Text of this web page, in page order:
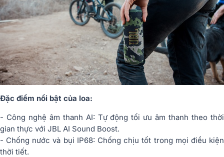
Đặc điểm nổi bật của loa:
- Công nghệ âm thanh AI: Tự động tối ưu âm thanh theo thời
gian thực với JBL AI Sound Boost.
- Chống nước và bụi IP68: Chống chịu tốt trong mọi điều kiện
thời tiết.